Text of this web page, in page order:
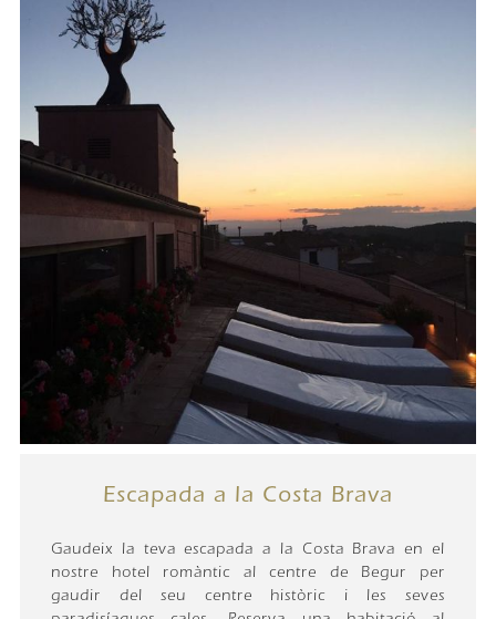
Escapada a la Costa Brava
Gaudeix la teva escapada a la Costa Brava en el
nostre hotel romàntic al centre de Begur per
gaudir del seu centre històric i les seves